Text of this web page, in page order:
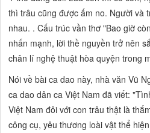
thì trâu cũng được ấm no. Người và
nhau. . Cấu trúc vần thơ "Bao giờ
nhấn mạnh, lời thề nguyền trở nên
chân lí nghệ thuật hòa quyện trong
Nói về bài ca dao này, nhà văn Vũ
ca dao dân ca Việt Nam đã viết:
Việt Nam đôi với con trâu thật là
công cụ, yêu thương loài vật thể